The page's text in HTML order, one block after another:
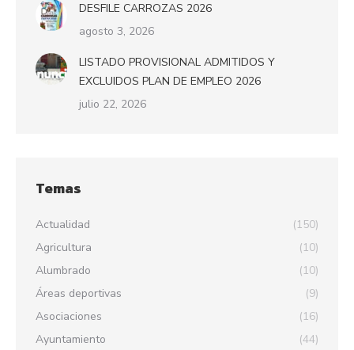
DESFILE CARROZAS 2026
agosto 3, 2026
LISTADO PROVISIONAL ADMITIDOS Y
EXCLUIDOS PLAN DE EMPLEO 2026
julio 22, 2026
Temas
Actualidad
(150)
Agricultura
(10)
Alumbrado
(10)
Áreas deportivas
(9)
Asociaciones
(16)
Ayuntamiento
(44)